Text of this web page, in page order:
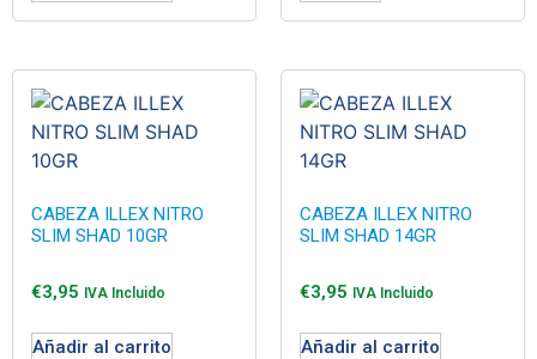
CABEZA ILLEX NITRO
SLIM SHAD 10GR
€3,95 IVA Incluido
Añadir al carrito
CABEZA ILLEX NITRO
SLIM SHAD 14GR
€3,95 IVA Incluido
Añadir al carrito